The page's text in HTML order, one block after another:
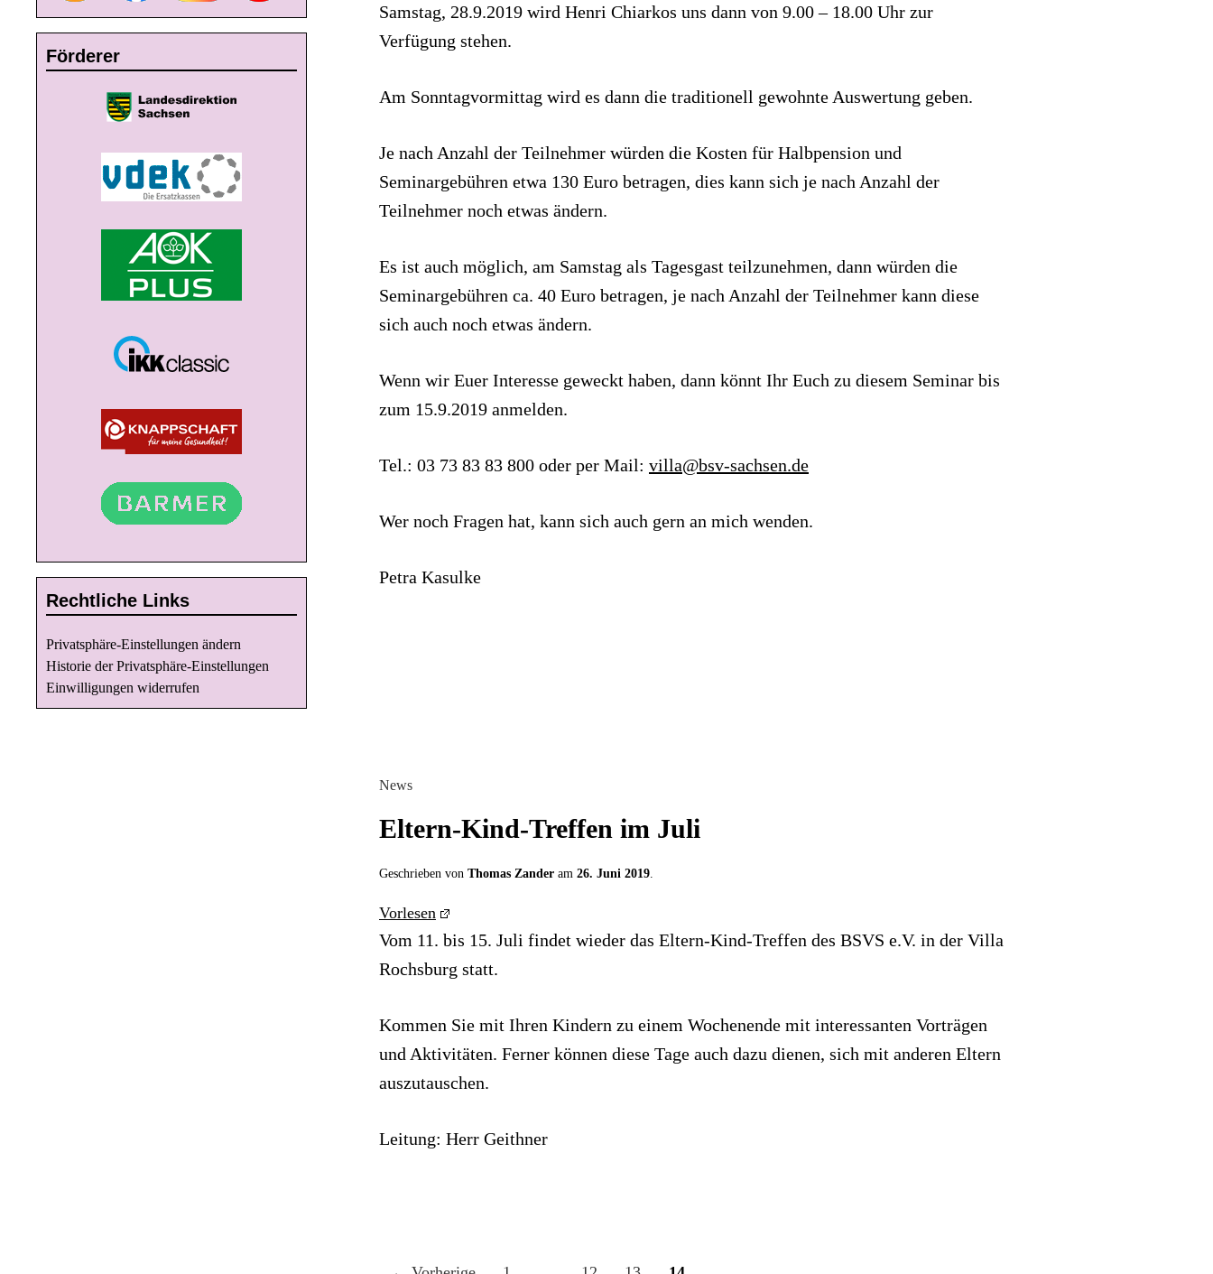
Samstag, 28.9.2019 wird Henri Chiarkos uns dann von 9.00 – 18.00 Uhr zur
Verfügung stehen.
Am Sonntagvormittag wird es dann die traditionell gewohnte Auswertung geben.
Je nach Anzahl der Teilnehmer würden die Kosten für Halbpension und
Seminargebühren etwa 130 Euro betragen, dies kann sich je nach Anzahl der
Teilnehmer noch etwas ändern.
Es ist auch möglich, am Samstag als Tagesgast teilzunehmen, dann würden die
Seminargebühren ca. 40 Euro betragen, je nach Anzahl der Teilnehmer kann diese
sich auch noch etwas ändern.
Wenn wir Euer Interesse geweckt haben, dann könnt Ihr Euch zu diesem Seminar bis
zum 15.9.2019 anmelden.
Tel.: 03 73 83 83 800 oder per Mail: villa@bsv-sachsen.de
Wer noch Fragen hat, kann sich auch gern an mich wenden.
Petra Kasulke
News
Eltern-Kind-Treffen im Juli
Geschrieben von Thomas Zander am 26. Juni 2019
Vorlesen
Vom 11. bis 15. Juli findet wieder das Eltern-Kind-Treffen des BSVS e.V. in der Villa
Rochsburg statt.
Kommen Sie mit Ihren Kindern zu einem Wochenende mit interessanten Vorträgen
und Aktivitäten. Ferner können diese Tage auch dazu dienen, sich mit anderen Eltern
auszutauschen.
Leitung: Herr Geithner
Förderer
Rechtliche Links
Privatsphäre-Einstellungen ändern
Historie der Privatsphäre-Einstellungen
Einwilligungen widerrufen